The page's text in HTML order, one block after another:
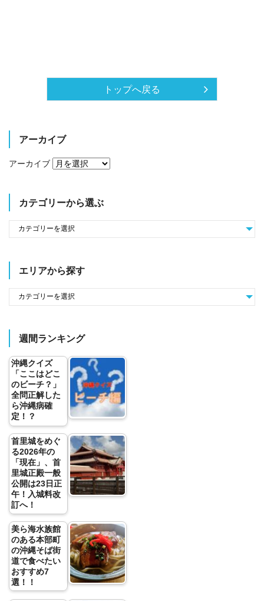
トップへ戻る
アーカイブ
アーカイブ
カテゴリーから選ぶ
エリアから探す
週間ランキング
沖縄クイズ
「ここはどこ
のビーチ？」
全問正解した
ら沖縄病確
定！？
首里城をめぐ
る2026年の
「現在」、首
里城正殿一般
公開は23日正
午！入城料改
訂へ！
美ら海水族館
のある本部町
の沖縄そば街
道で食べたい
おすすめ7
選！！